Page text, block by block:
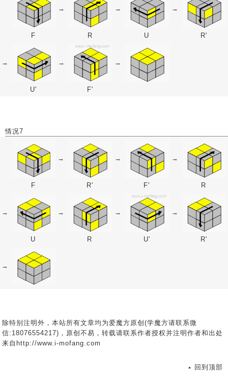
→ → →
F R U R'
→ → →
U' F'
情况7
→ → →
F R' F' R
→ → → →
U R U' R'
→
除特别注明外，本站所有文章均为爱魔方原创(学魔方请联系微
信:18076554217)，原创不易，转载请联系作者授权并注明作者和出处
来自http://www.i-mofang.com
回到顶部